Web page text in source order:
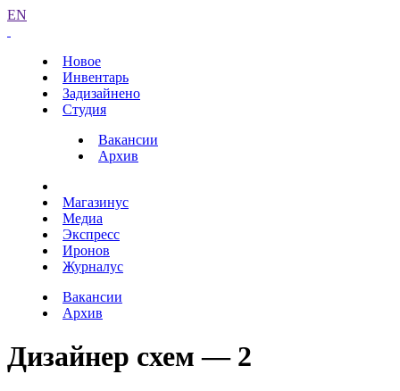
EN
Новое
Инвентарь
Задизайнено
Студия
Вакансии
Архив
Магазинус
Медиа
Экспресс
Иронов
Журналус
Вакансии
Архив
Дизайнер схем — 2